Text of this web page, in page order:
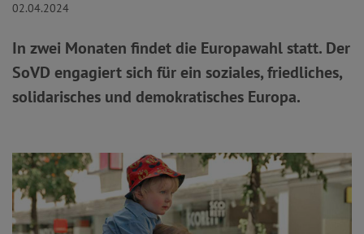
02.04.2024
In zwei Monaten findet die Europawahl statt. Der
SoVD engagiert sich für ein soziales, friedliches,
solidarisches und demokratisches Europa.